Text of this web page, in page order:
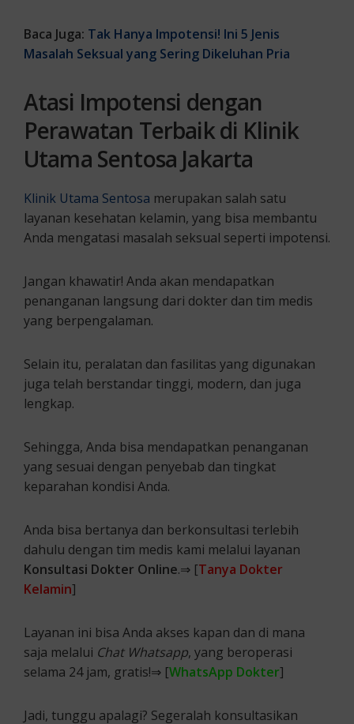
Baca Juga: Tak Hanya Impotensi! Ini 5 Jenis
Masalah Seksual yang Sering Dikeluhan Pria
Atasi Impotensi dengan
Perawatan Terbaik di Klinik
Utama Sentosa Jakarta
Klinik Utama Sentosa merupakan salah satu
layanan kesehatan kelamin, yang bisa membantu
Anda mengatasi masalah seksual seperti impotensi.
Jangan khawatir! Anda akan mendapatkan
penanganan langsung dari dokter dan tim medis
yang berpengalaman.
Selain itu, peralatan dan fasilitas yang digunakan
juga telah berstandar tinggi, modern, dan juga
lengkap.
Sehingga, Anda bisa mendapatkan penanganan
yang sesuai dengan penyebab dan tingkat
keparahan kondisi Anda.
Anda bisa bertanya dan berkonsultasi terlebih
dahulu dengan tim medis kami melalui layanan
Konsultasi Dokter Online.⇒ [Tanya Dokter
Kelamin]
Layanan ini bisa Anda akses kapan dan di mana
saja melalui Chat Whatsapp, yang beroperasi
selama 24 jam, gratis!⇒ [WhatsApp Dokter]
Jadi, tunggu apalagi? Segeralah konsultasikan